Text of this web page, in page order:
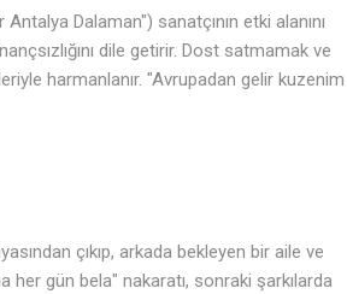
Dalaman") sanatçının etki alanını
dile getirir. Dost satmamak ve
harmanlanır. "Avrupadan gelir kuzenim
çıkıp, arkada bekleyen bir aile ve
gün bela" nakaratı, sonraki şarkılarda